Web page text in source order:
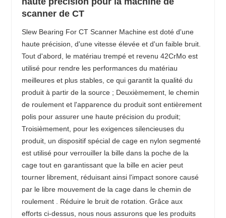
scanner de CT
Slew Bearing For CT Scanner Machine est doté d'une
haute précision, d'une vitesse élevée et d'un faible bruit.
Tout d'abord, le matériau trempé et revenu 42CrMo est
utilisé pour rendre les performances du matériau
meilleures et plus stables, ce qui garantit la qualité du
produit à partir de la source ; Deuxièmement, le chemin
de roulement et l'apparence du produit sont entièrement
polis pour assurer une haute précision du produit;
Troisièmement, pour les exigences silencieuses du
produit, un dispositif spécial de cage en nylon segmenté
est utilisé pour verrouiller la bille dans la poche de la
cage tout en garantissant que la bille en acier peut
tourner librement, réduisant ainsi l'impact sonore causé
par le libre mouvement de la cage dans le chemin de
roulement . Réduire le bruit de rotation. Grâce aux
efforts ci-dessus, nous nous assurons que les produits